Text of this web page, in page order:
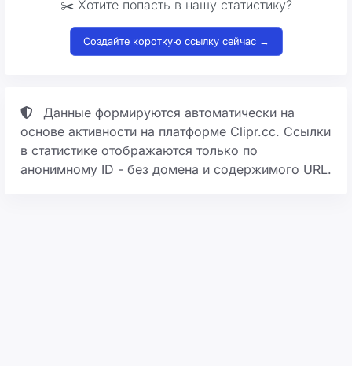
✂️ Хотите попасть в нашу статистику?
Создайте короткую ссылку сейчас →
Данные формируются автоматически на
основе активности на платформе Clipr.cc. Ссылки
в статистике отображаются только по
анонимному ID - без домена и содержимого URL.